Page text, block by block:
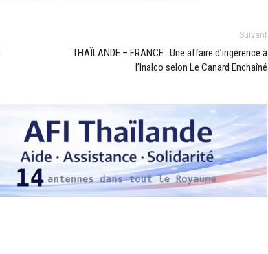
Suivant
THAÏLANDE – FRANCE : Une affaire d’ingérence à
l’Inalco selon Le Canard Enchaîné